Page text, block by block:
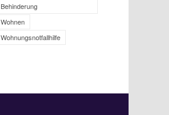
Behinderung
Wohnen
Wohnungsnotfallhilfe